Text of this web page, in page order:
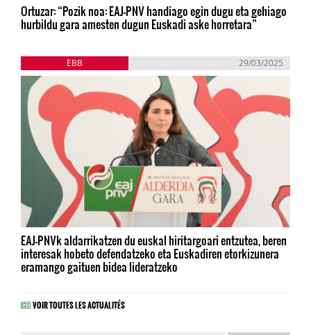
Ortuzar: “Pozik noa: EAJ-PNV handiago egin dugu eta gehiago
hurbildu gara amesten dugun Euskadi aske horretara”
EBB 29/03/2025
EAJ-PNVk aldarrikatzen du euskal hiritargoari entzutea, beren
interesak hobeto defendatzeko eta Euskadiren etorkizunera
eramango gaituen bidea lideratzeko
VOIR TOUTES LES ACTUALITÉS